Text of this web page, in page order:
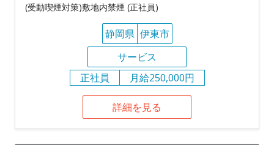
(受動喫煙対策)敷地内禁煙 (正社員)
静岡県 伊東市
サービス
正社員
月給250,000円
詳細を見る